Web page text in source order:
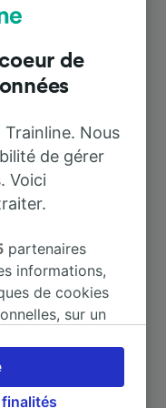
Ville
d’Alsace et
Durée
de
Nous
de gérer
Voici
partenaires
informations,
de cookies
sur un
votre
en
sur la